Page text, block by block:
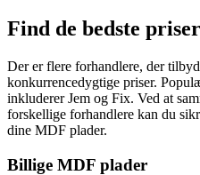
Find de bedste
Der er flere forhandlere, der
konkurrencedygtige priser.
inkluderer Jem og Fix. Ved at
forskellige forhandlere kan du
dine MDF plader.
Billige MDF plader